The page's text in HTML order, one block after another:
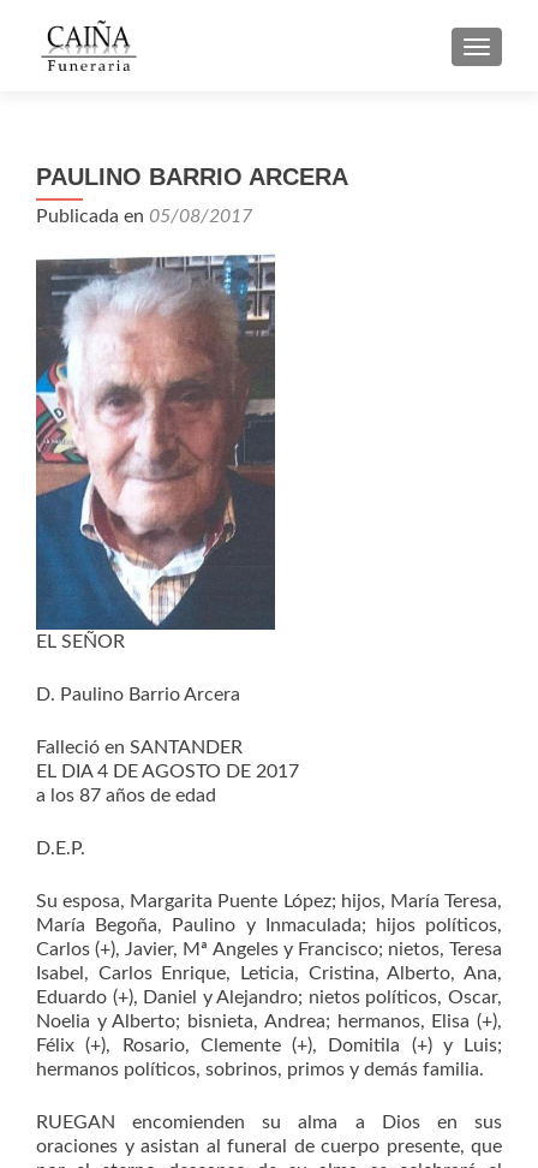
PAULINO BARRIO ARCERA
Publicada en 05/08/2017
EL SEÑOR
D. Paulino Barrio Arcera
Falleció en SANTANDER
EL DIA 4 DE AGOSTO DE 2017
a los 87 años de edad
D.E.P.
Su esposa, Margarita Puente López; hijos, María Teresa,
María Begoña, Paulino y Inmaculada; hijos políticos,
Carlos (+), Javier, Mª Angeles y Francisco; nietos, Teresa
Isabel, Carlos Enrique, Leticia, Cristina, Alberto, Ana,
Eduardo (+), Daniel y Alejandro; nietos políticos, Oscar,
Noelia y Alberto; bisnieta, Andrea; hermanos, Elisa (+),
Félix (+), Rosario, Clemente (+), Domitila (+) y Luis;
hermanos políticos, sobrinos, primos y demás familia.
RUEGAN encomienden su alma a Dios en sus
oraciones y asistan al funeral de cuerpo presente, que